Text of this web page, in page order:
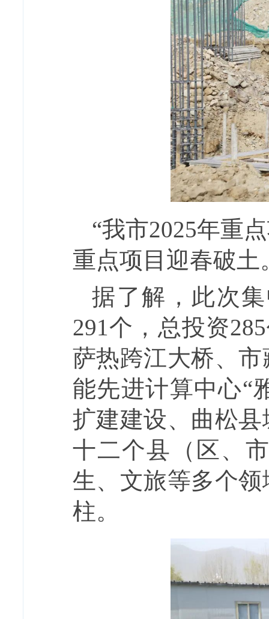
“我市2025年重
重点项目迎春破土
据了解，此次
291个，总投资
萨热跨江大桥、
能先进计算中心“
扩建建设、曲松
十二个县（区、
生、文旅等多个
柱。